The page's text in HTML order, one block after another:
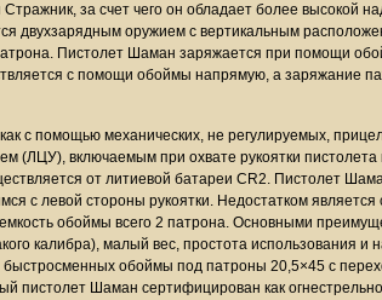
за счет чего он обладает более высокой
двухзарядным оружием с вертикальным
Пистолет Шаман заряжается при помощи
с помощи обоймы напрямую, а заряжание
с помощью механических, не регулируемых,
(ЛЦУ), включаемым при охвате рукоятки
от литиевой батареи CR2. Пистолет
с левой стороны рукоятки. Недостатком является
обоймы всего 2 патрона. Основными
калибра), малый вес, простота использования и
быстросменных обоймы под патроны 20,5×45 с
пистолет Шаман сертифицирован как